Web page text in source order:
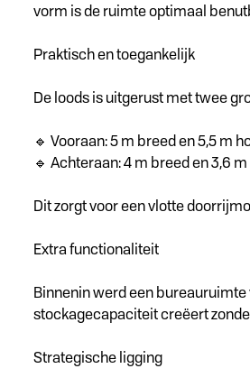
vorm is de ruimte optimaal
Praktisch en toegankelijk
De loods is uitgerust met twee
🔹 Vooraan: 5 m breed en 5,5 m
🔹 Achteraan: 4 m breed en 3,6
Dit zorgt voor een vlotte
Extra functionaliteit
Binnenin werd een
stockagecapaciteit creëert
Strategische ligging